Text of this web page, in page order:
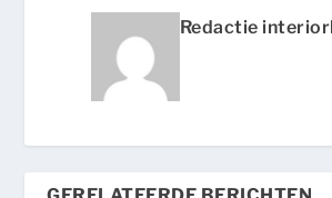
Redactie